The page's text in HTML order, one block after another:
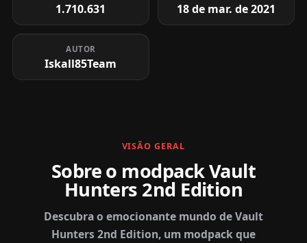
1.710.631 18 de mar. de 2021
AUTOR
Iskall85Team
VISÃO GERAL
Sobre o modpack Vault
Hunters 2nd Edition
Descubra o emocionante mundo de Vault
Hunters 2nd Edition, um modpack que